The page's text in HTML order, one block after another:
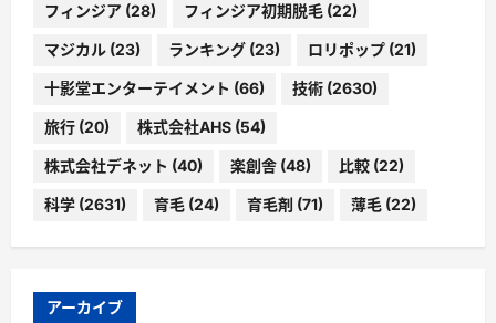
フィンジア (28) フィンジア初期脱毛 (22)
マジカル (23) ランキング (23) ロリポップ (21)
十影堂エンターテイメント (66) 技術 (2630)
旅行 (20) 株式会社AHS (54)
株式会社デネット (40) 楽創舎 (48) 比較 (22)
科学 (2631) 育毛 (24) 育毛剤 (71) 薄毛 (22)
アーカイブ